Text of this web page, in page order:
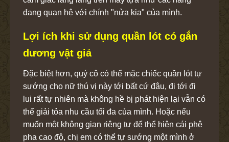
đang quan hệ với chính "nửa kia" của mình.
Lợi ích khi sử dụng quần lót có gắn
dương vật giả
Đặc biệt hơn, quý cô có thể mặc chiếc quần lót tự
sướng cho nữ thú vị này tới bất cứ đâu, đi tới đi
lui rất tự nhiên mà không hề bị phát hiện lại vẫn có
thể giải tỏa nhu cầu tối đa của mình. Hoặc nếu
muốn một không gian riêng tư để thể hiện cái phê
pha cao độ, chị em có thể tự sướng một mình ở